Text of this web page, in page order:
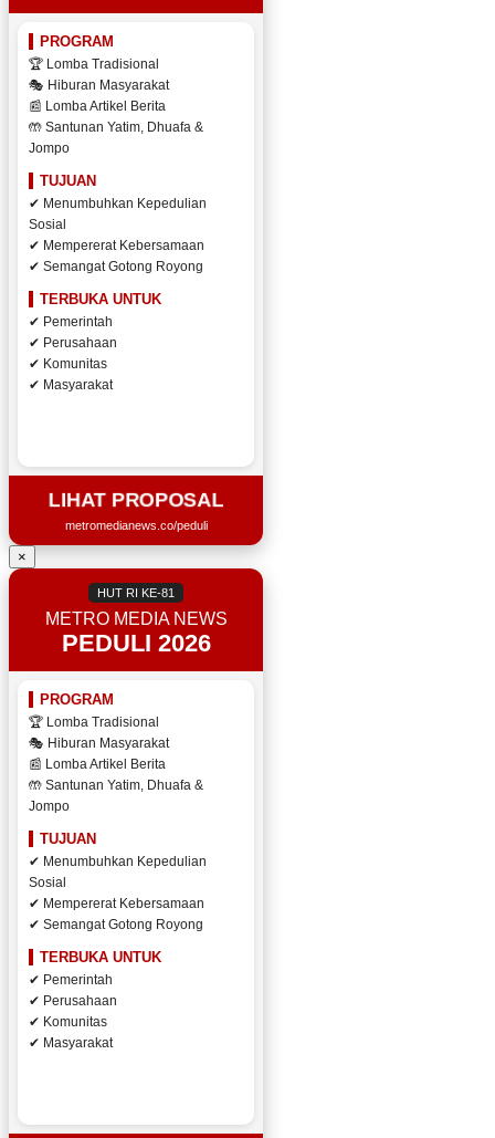
PROGRAM
🏆 Lomba Tradisional
🎭 Hiburan Masyarakat
📰 Lomba Artikel Berita
🤲 Santunan Yatim, Dhuafa &
Jompo
TUJUAN
✔ Menumbuhkan Kepedulian
Sosial
✔ Mempererat Kebersamaan
✔ Semangat Gotong Royong
TERBUKA UNTUK
✔ Pemerintah
✔ Perusahaan
✔ Komunitas
✔ Masyarakat
LIHAT PROPOSAL
metromedianews.co/peduli
×
HUT RI KE-81
METRO MEDIA NEWS
PEDULI 2026
PROGRAM
🏆 Lomba Tradisional
🎭 Hiburan Masyarakat
📰 Lomba Artikel Berita
🤲 Santunan Yatim, Dhuafa &
Jompo
TUJUAN
✔ Menumbuhkan Kepedulian
Sosial
✔ Mempererat Kebersamaan
✔ Semangat Gotong Royong
TERBUKA UNTUK
✔ Pemerintah
✔ Perusahaan
✔ Komunitas
✔ Masyarakat